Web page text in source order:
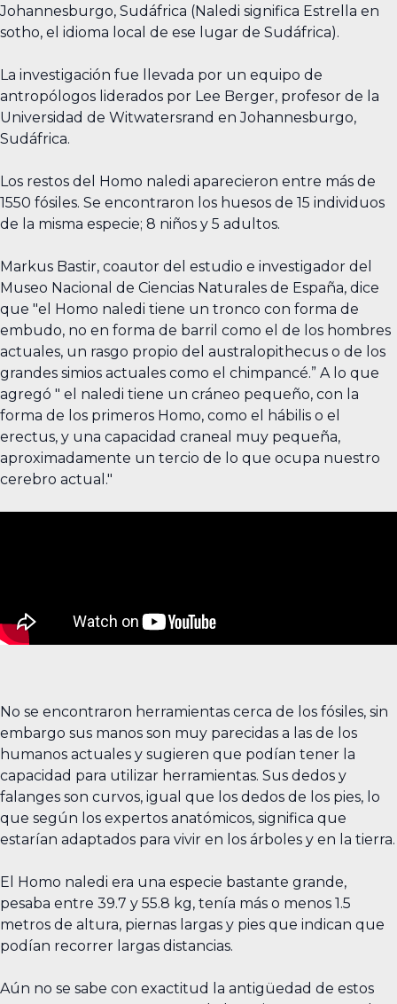
Johannesburgo, Sudáfrica (Naledi significa Estrella en
sotho, el idioma local de ese lugar de Sudáfrica).
La investigación fue llevada por un equipo de
antropólogos liderados por Lee Berger, profesor de la
Universidad de Witwatersrand en Johannesburgo,
Sudáfrica.
Los restos del Homo naledi aparecieron entre más de
1550 fósiles. Se encontraron los huesos de 15 individuos
de la misma especie; 8 niños y 5 adultos.
Markus Bastir, coautor del estudio e investigador del
Museo Nacional de Ciencias Naturales de España, dice
que "el Homo naledi tiene un tronco con forma de
embudo, no en forma de barril como el de los hombres
actuales, un rasgo propio del australopithecus o de los
grandes simios actuales como el chimpancé.” A lo que
agregó " el naledi tiene un cráneo pequeño, con la
forma de los primeros Homo, como el hábilis o el
erectus, y una capacidad craneal muy pequeña,
aproximadamente un tercio de lo que ocupa nuestro
cerebro actual."
No se encontraron herramientas cerca de los fósiles, sin
embargo sus manos son muy parecidas a las de los
humanos actuales y sugieren que podían tener la
capacidad para utilizar herramientas. Sus dedos y
falanges son curvos, igual que los dedos de los pies, lo
que según los expertos anatómicos, significa que
estarían adaptados para vivir en los árboles y en la tierra.
El Homo naledi era una especie bastante grande,
pesaba entre 39.7 y 55.8 kg, tenía más o menos 1.5
metros de altura, piernas largas y pies que indican que
podían recorrer largas distancias.
Aún no se sabe con exactitud la antigüedad de estos